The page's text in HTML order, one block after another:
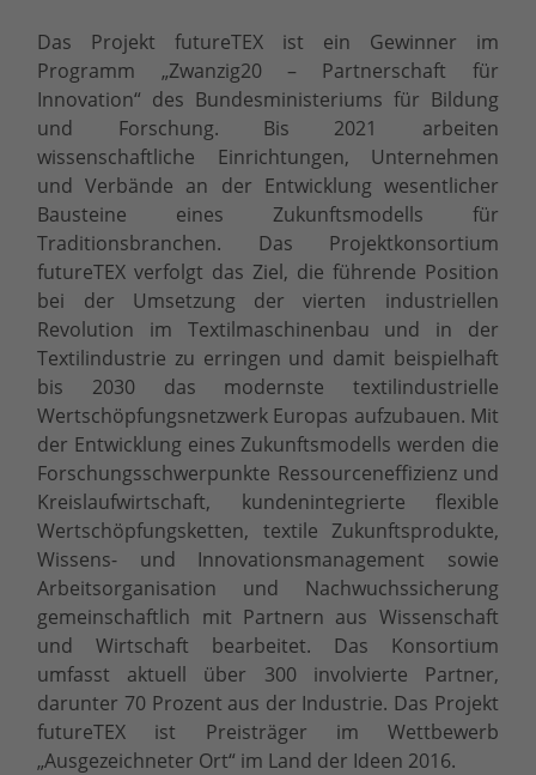
Das Projekt futureTEX ist ein Gewinner im
Programm „Zwanzig20 – Partnerschaft für
Innovation“ des Bundesministeriums für Bildung
und Forschung. Bis 2021 arbeiten
wissenschaftliche Einrichtungen, Unternehmen
und Verbände an der Entwicklung wesentlicher
Bausteine eines Zukunftsmodells für
Traditionsbranchen. Das Projektkonsortium
futureTEX verfolgt das Ziel, die führende Position
bei der Umsetzung der vierten industriellen
Revolution im Textilmaschinenbau und in der
Textilindustrie zu erringen und damit beispielhaft
bis 2030 das modernste textilindustrielle
Wertschöpfungsnetzwerk Europas aufzubauen. Mit
der Entwicklung eines Zukunftsmodells werden die
Forschungsschwerpunkte Ressourceneffizienz und
Kreislaufwirtschaft, kundenintegrierte flexible
Wertschöpfungsketten, textile Zukunftsprodukte,
Wissens- und Innovationsmanagement sowie
Arbeitsorganisation und Nachwuchssicherung
gemeinschaftlich mit Partnern aus Wissenschaft
und Wirtschaft bearbeitet. Das Konsortium
umfasst aktuell über 300 involvierte Partner,
darunter 70 Prozent aus der Industrie. Das Projekt
futureTEX ist Preisträger im Wettbewerb
„Ausgezeichneter Ort“ im Land der Ideen 2016.